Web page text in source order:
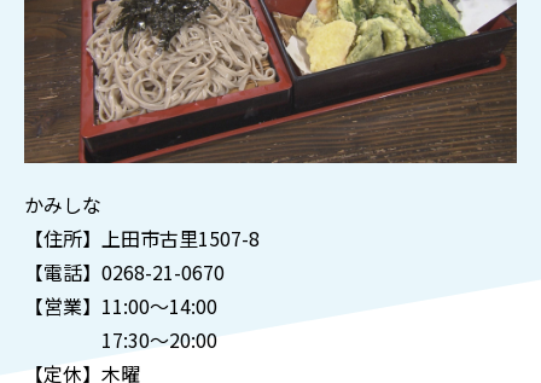
かみしな
【住所】上田市古里1507-8
【電話】0268-21-0670
【営業】11:00～14:00
17:30～20:00
【定休】木曜